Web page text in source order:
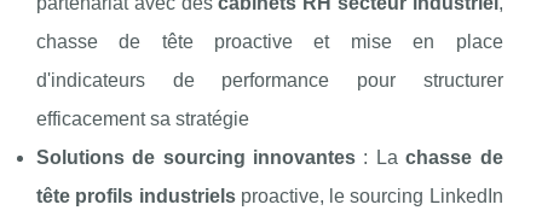
chasse de tête proactive et mise en place
d'indicateurs de performance pour structurer
efficacement sa stratégie
Solutions de sourcing innovantes : Lachasse de
tête profils industrielsproactive, le sourcing LinkedIn